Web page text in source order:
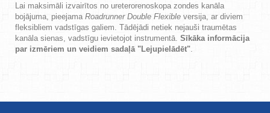
Lai maksimāli izvairītos no ureterorenoskopa zondes kanāla
bojājuma, pieejama Roadrunner Double Flexible versija, ar diviem
fleksibliem vadstīgas galiem. Tādējādi netiek nejauši traumētas
kanāla sienas, vadstīgu ievietojot instrumentā. Sīkāka informācija
par izmēriem un veidiem sadaļā "Lejupielādēt"